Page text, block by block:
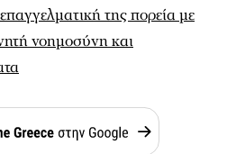
της πορεία με
νοημοσύνη και